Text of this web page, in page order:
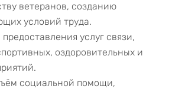
ветеранов, созданию
условий труда.
услуг связи,
оздоровительных и
социальной помощи,